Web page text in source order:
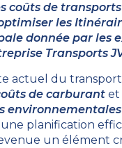
coûts de transports
les
donnée par les
Transports
actuel du
de carburant
environnementales
une planification
un élément